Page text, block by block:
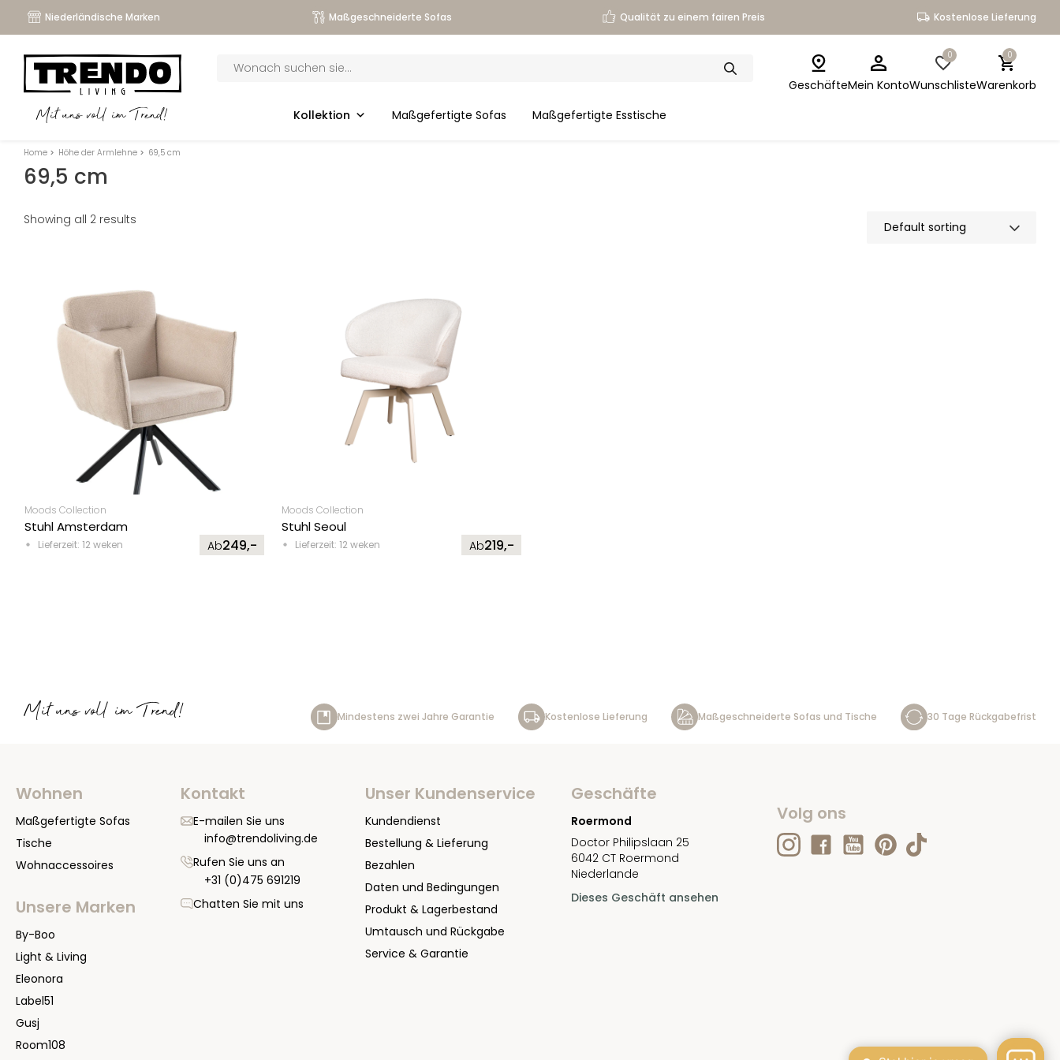
Niederländische Marken Maßgeschneiderte Sofas Qualität zu einem fairen Preis Kostenlose Lieferung
Mit uns voll im Trend!
search
Kollektion Maßgefertigte Sofas Maßgefertigte Esstische
GeschäfteMein Konto
0
Wunschliste
0
Warenkorb
Home > Höhe der Armlehne > 69,5 cm
69,5 cm
Showing all 2 results
Moods Collection
Stuhl Amsterdam
Lieferzeit: 12 weken Ab249,-
Moods Collection
Stuhl Seoul
Lieferzeit: 12 weken Ab219,-
Mit uns voll im Trend! Mindestens zwei Jahre Garantie Kostenlose Lieferung Maßgeschneiderte Sofas und Tische 30 Tage Rückgabefrist
Wohnen
Maßgefertigte Sofas
Tische
Wohnaccessoires
Unsere Marken
By-Boo
Light & Living
Eleonora
Label51
Gusj
Room108
Kontakt
E-mailen Sie uns
info@trendoliving.de
Rufen Sie uns an
+31 (0)475 691219
Chatten Sie mit uns
Unser Kundenservice
Kundendienst
Bestellung & Lieferung
Bezahlen
Daten und Bedingungen
Produkt & Lagerbestand
Umtausch und Rückgabe
Service & Garantie
Geschäfte
Roermond
Doctor Philipslaan 25
6042 CT Roermond
Niederlande
Dieses Geschäft ansehen
Volg ons